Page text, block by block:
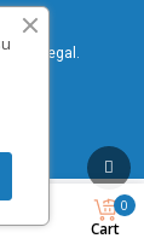
0
Cart
legal.